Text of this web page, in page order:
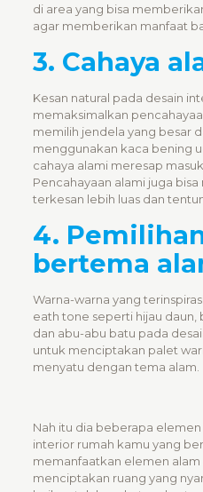
di area yang bisa
agar memberikan manfaat
3. Cahaya
Kesan natural pada desain
memaksimalkan
memilih jendela yang besar
menggunakan kaca bening
cahaya alami meresap
Pencahayaan alami juga
terkesan lebih luas dan
4.
bertema
Warna-warna yang
eath tone seperti hijau daun,
dan abu-abu batu pada
untuk menciptakan palet
menyatu dengan tema alam.
Nah itu dia beberapa
interior rumah kamu yang
memanfaatkan elemen alam
menciptakan ruang yang